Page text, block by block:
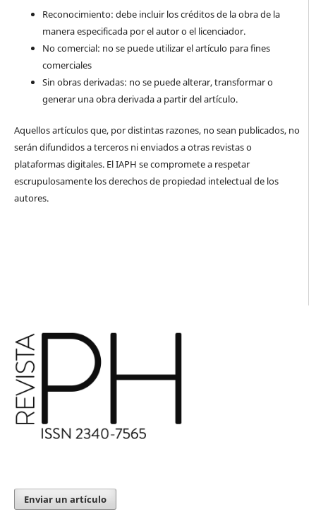
Reconocimiento: debe incluir los créditos de la obra de la
manera especificada por el autor o el licenciador.
No comercial: no se puede utilizar el artículo para fines
comerciales
Sin obras derivadas: no se puede alterar, transformar o
generar una obra derivada a partir del artículo.
Aquellos artículos que, por distintas razones, no sean publicados, no
serán difundidos a terceros ni enviados a otras revistas o
plataformas digitales. El IAPH se compromete a respetar
escrupulosamente los derechos de propiedad intelectual de los
autores.
Enviar un artículo